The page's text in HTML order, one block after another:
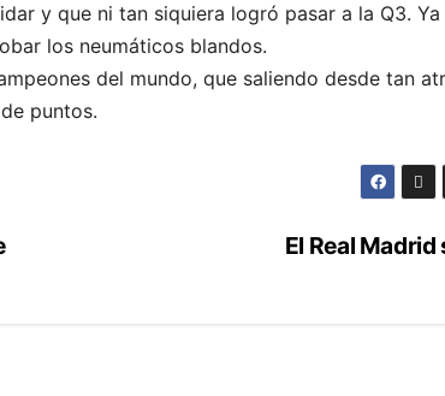
y que ni tan siquiera logró pasar a la Q3.
los neumáticos blandos.
del mundo, que saliendo desde tan
puntos.
El Real Madrid